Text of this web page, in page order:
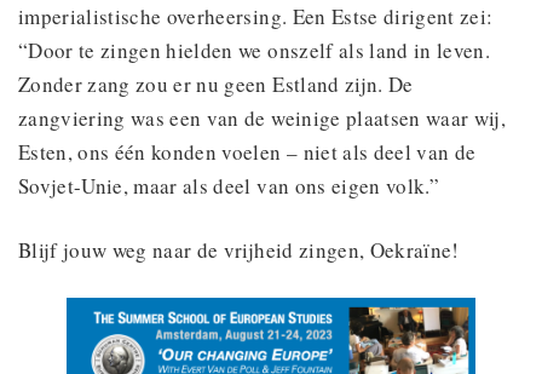
imperialistische overheersing. Een Estse dirigent zei:
“Door te zingen hielden we onszelf als land in leven.
Zonder zang zou er nu geen Estland zijn. De
zangviering was een van de weinige plaatsen waar wij,
Esten, ons één konden voelen – niet als deel van de
Sovjet-Unie, maar als deel van ons eigen volk.”
Blijf jouw weg naar de vrijheid zingen, Oekraïne!